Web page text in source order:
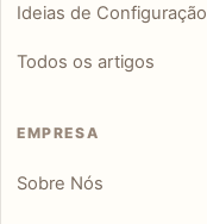
Ideias de Configuração
Todos os artigos
EMPRESA
Sobre Nós